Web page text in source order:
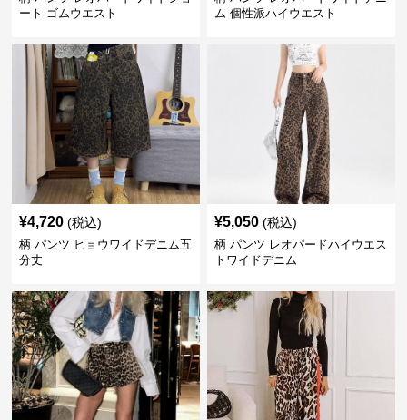
ート ゴムウエスト
ム 個性派ハイウエスト
¥4,720 (税込)
柄 パンツ ヒョウワイドデニム五
分丈
¥5,050 (税込)
柄 パンツ レオパードハイウエス
トワイドデニム